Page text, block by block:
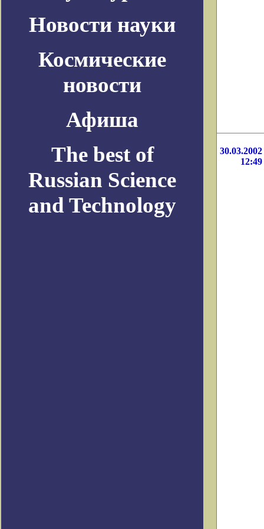
Новости науки
Космические
новости
Афиша
The best of
Russian Science
and Technology
30.03.2002
12:49